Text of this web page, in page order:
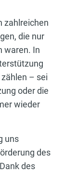
zahlreichen
die nur
waren. In
– sei
oder die
wieder
uns
des
des